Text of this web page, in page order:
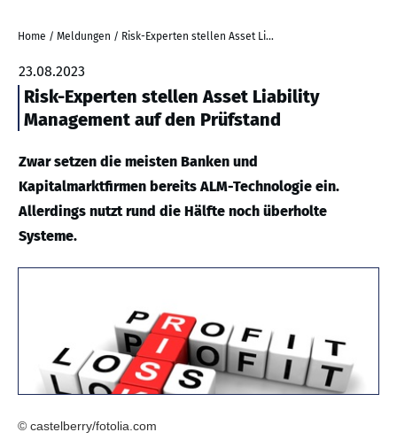
Home / Meldungen / Risk-Experten stellen Asset Liability Management auf den Prüfstand
23.08.2023
Risk-Experten stellen Asset Liability
Management auf den Prüfstand
Zwar setzen die meisten Banken und
Kapitalmarktfirmen bereits ALM-Technologie ein.
Allerdings nutzt rund die Hälfte noch überholte
Systeme.
© castelberry/fotolia.com